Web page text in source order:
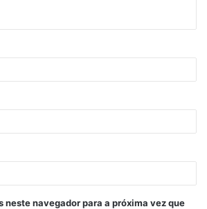
neste navegador para a próxima vez que